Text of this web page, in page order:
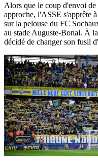
Alors que le coup d'envoi
approche, l'ASSE s'apprête
sur la pelouse du FC
au stade Auguste-Bonal. À
décidé de changer son fusil